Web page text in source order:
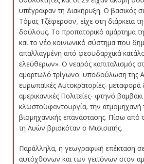
υπέγραφαν τη Διακήρυξη. Ο βασικός
Τόμας Τζέφερσον, είχε στη διάρκεια
δούλους. Το προπατορικό αμάρτημα
και το νέο κοινωνικό σύστημα που
απαλλαγμένη από φεουδαρχικά
ελεύθερων». Ο νεαρός καπιταλισμός
αμαρτωλό τρίγωνο: υποδούλωση της
ευρωπαϊκές Αυτοκρατορίες- μεταφορά
αμερικανικές Πολιτείες- φτηνό
κλωστοϋφαντουργία, την ατμομηχανή
βιομηχανικής επανάστασης. Πίσω από
τη Λυών βρισκόταν ο Μισισιπής.
Παράλληλα, η γεωγραφική επέκταση
αυτόχθονων και των γειτόνων στον